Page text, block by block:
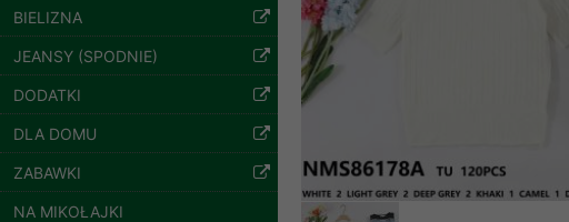
BIELIZNA
JEANSY (SPODNIE)
DODATKI
DLA DOMU
ZABAWKI
NA MIKOŁAJKI
Spodnie damskie
jeansy Roz 29-36, 1
Kolor Paczka 10 szt